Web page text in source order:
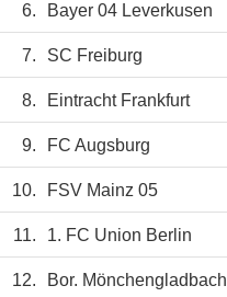
6. Bayer 04 Leverkusen
7. SC Freiburg
8. Eintracht Frankfurt
9. FC Augsburg
10. FSV Mainz 05
11. 1. FC Union Berlin
12. Bor. Mönchengladbach